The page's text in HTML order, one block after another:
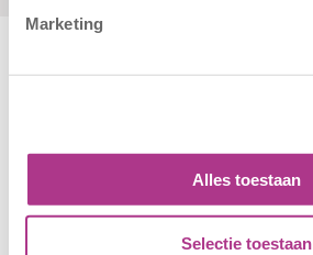
Marketing
Alles toestaan
Selectie toestaan
© Copyright - Kiddoozz